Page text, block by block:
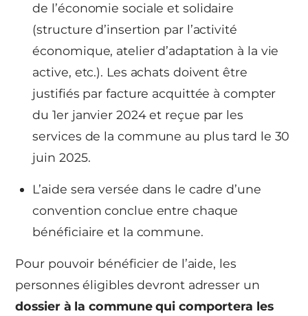
de l’économie sociale et solidaire
(structure d’insertion par l’activité
économique, atelier d’adaptation à la vie
active, etc.). Les achats doivent être
justifiés par facture acquittée à compter
du 1er janvier 2024 et reçue par les
services de la commune au plus tard le 30
juin 2025.
L’aide sera versée dans le cadre d’une
convention conclue entre chaque
bénéficiaire et la commune.
Pour pouvoir bénéficier de l’aide, les
personnes éligibles devront adresser un
dossier à la commune qui comportera les